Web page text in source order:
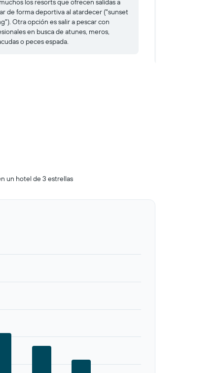
los resorts que ofrecen salidas a
de forma deportiva al atardecer ("sunset
Otra opción es salir a pescar con
en busca de atunes, meros,
o peces espada.
un hotel de 3 estrellas